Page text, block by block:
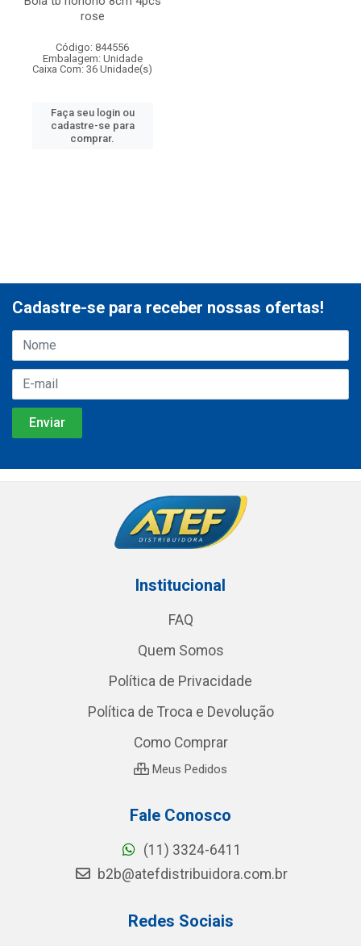
rose
Código: 844556
Embalagem: Unidade
Caixa Com: 36 Unidade(s)
Faça seu login ou
cadastre-se para
comprar.
Cadastre-se para receber nossas ofertas!
Institucional
FAQ
Quem Somos
Política de Privacidade
Política de Troca e Devolução
Como Comprar
Meus Pedidos
Fale Conosco
(11) 3324-6411
b2b@atefdistribuidora.com.br
Redes Sociais